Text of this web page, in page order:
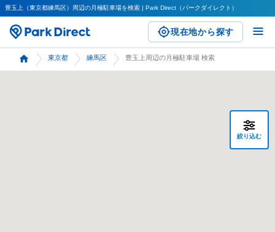
豊玉上（東京都練馬区）周辺の月極駐車場を検索 | Park Direct（パークダイレクト）
現在地から探す
東京都 練馬区 豊玉上周辺の月極駐車場 検索
絞り込む